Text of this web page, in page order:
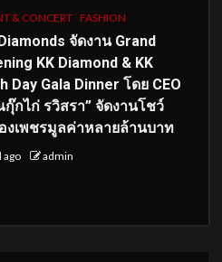
& CONCERT FASHION
จัดงาน Grand
KK Diamond & KK
Day Gala Dinner โดย CEO
กไก่ รวิสรา” จัดงานโชว์
งเพชรมูลค่าหลายล้านบาท
ago admin